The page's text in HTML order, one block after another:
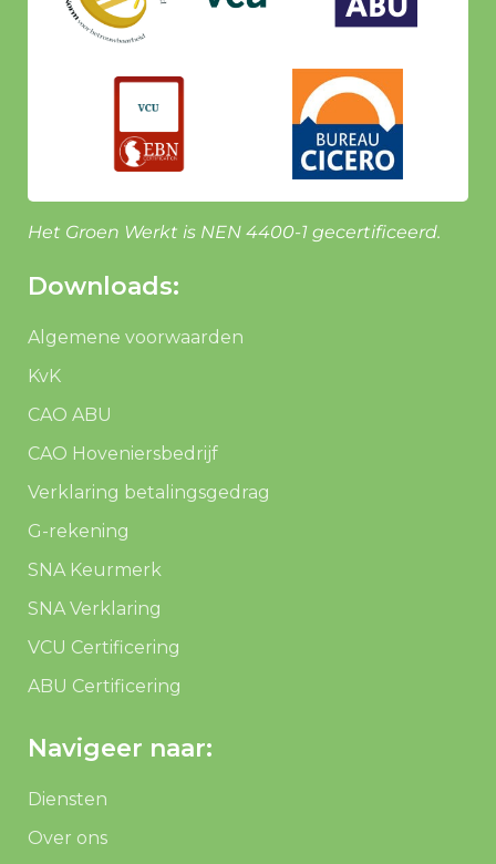
Het Groen Werkt is NEN 4400-1 gecertificeerd.
Downloads:
Algemene voorwaarden
KvK
CAO ABU
CAO Hoveniersbedrijf
Verklaring betalingsgedrag
G-rekening
SNA Keurmerk
SNA Verklaring
VCU Certificering
ABU Certificering
Navigeer naar:
Diensten
Over ons